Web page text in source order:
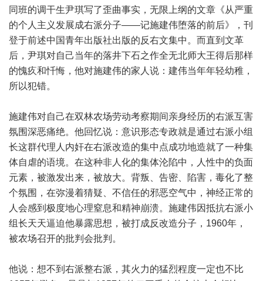
同班的调干生尹琪写了歪曲事实，无限上纲的文章《从严重
的个人主义发展成右派分子——记施建伟堕落的前后》，刊
登于前述中国青年出版社出版的反右文集中。而直到文革
后，尹琪对自己当年的落井下石之作全无北师大王得后那样
的愧疚和忏悔，他对施建伟的家人说：建伟当年年轻幼稚，
所以犯错。
施建伟对自己在双林农场劳动考察期间亲身经历的右派互害
氛围深恶痛绝。他回忆说：意识形态专政就是通过右派小组
长这群代理人内奸在右派改造的集中点成功地造就了一种集
体自虐的语境。在这种非人化的集体沦陷中，人性中的负面
元素，被激发出来，被放大。背叛、告密、陷害，毒化了整
个氛围，在弥漫着猜疑、不信任的邪恶空气中，神经正常的
人会感到极度地心理窒息和精神崩溃。施建伟因抵抗右派小
组长天天逼迫他暴露思想，被打成反改造分子，1960年，
被农场召开的批判会批判。
他说：想不到右派整右派，其火力的猛烈程度一定也不比